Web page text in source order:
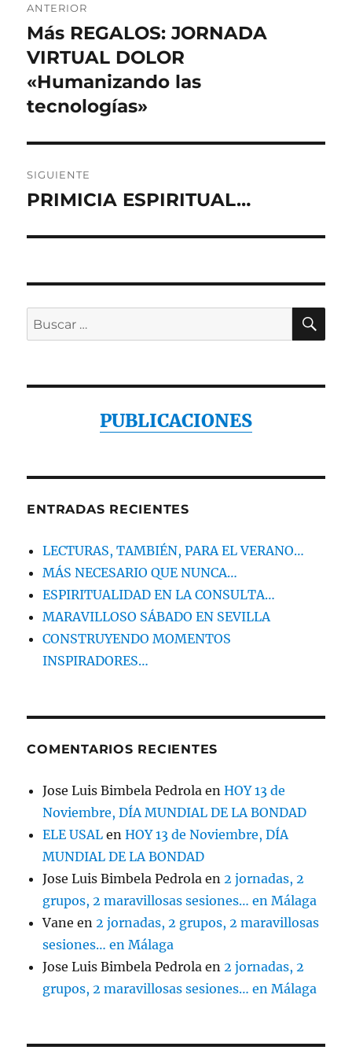
de
entradas
ANTERIOR
Entrada
anterior:
Más REGALOS: JORNADA
VIRTUAL DOLOR
«Humanizando las
tecnologías»
SIGUIENTE
Entrada
PRIMICIA ESPIRITUAL…
Buscar
por:
PUBLICACIONES
ENTRADAS RECIENTES
LECTURAS, TAMBIÉN, PARA EL VERANO…
MÁS NECESARIO QUE NUNCA…
ESPIRITUALIDAD EN LA CONSULTA…
MARAVILLOSO SÁBADO EN SEVILLA
CONSTRUYENDO MOMENTOS
INSPIRADORES…
COMENTARIOS RECIENTES
Jose Luis Bimbela Pedrola enHOY 13 de
Noviembre, DÍA MUNDIAL DE LA BONDAD
ELE USAL enHOY 13 de Noviembre, DÍA
MUNDIAL DE LA BONDAD
Jose Luis Bimbela Pedrola en 2 jornadas, 2
grupos, 2 maravillosas sesiones… en Málaga
Vane en 2 jornadas, 2 grupos, 2 maravillosas
sesiones… en Málaga
Jose Luis Bimbela Pedrola en 2 jornadas, 2
grupos, 2 maravillosas sesiones… en Málaga